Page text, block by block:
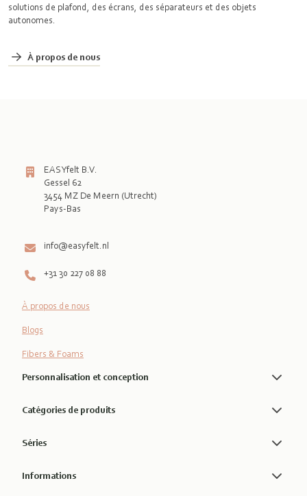
solutions de plafond, des écrans, des séparateurs et des objets
autonomes.
À propos de nous
EASYfelt B.V.
Gessel 62
3454 MZ De Meern (Utrecht)
Pays-Bas
info@easyfelt.nl
+31 30 227 08 88
À propos de nous
Blogs
Fibers & Foams
Personnalisation et conception
Catégories de produits
Séries
Informations